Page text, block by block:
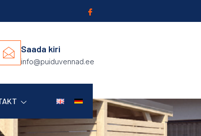
Saada kiri
info@puiduvennad.ee